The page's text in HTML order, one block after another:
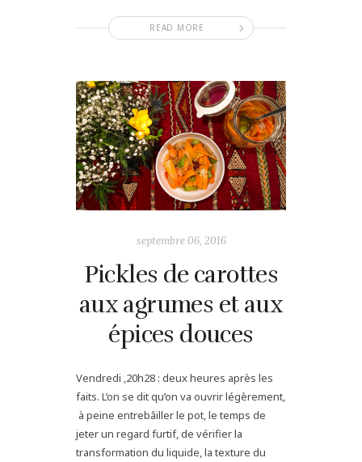
READ MORE
septembre 06, 2016
Pickles de carottes
aux agrumes et aux
épices douces
Vendredi ,20h28 : deux heures après les
faits. L’on se dit qu’on va ouvrir légèrement,
à peine entrebâiller le pot, le temps de
jeter un regard furtif, de vérifier la
transformation du liquide, la texture du